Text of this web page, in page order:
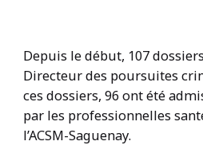
Depuis le début, 107
Directeur des poursuites
ces dossiers, 96 ont été
par les professionnelles
l’ACSM-Saguenay.